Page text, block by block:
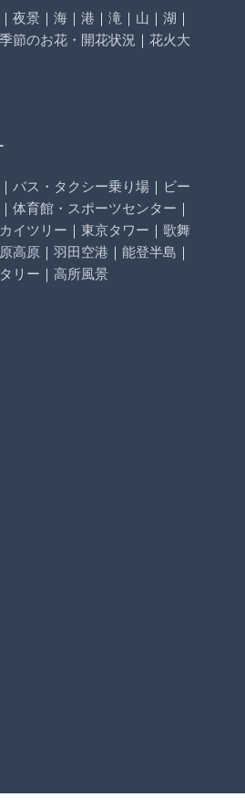
｜ 夜景 ｜ 海 ｜ 港 ｜ 滝 ｜ 山 ｜ 湖 ｜
季節のお花・開花状況 ｜ 花火大
｜ バス・タクシー乗り場 ｜ ビー
｜ 体育館・スポーツセンター ｜
イツリー ｜ 東京タワー ｜ 歌舞
高原 ｜ 羽田空港 ｜ 能登半島 ｜
リー ｜ 高所風景